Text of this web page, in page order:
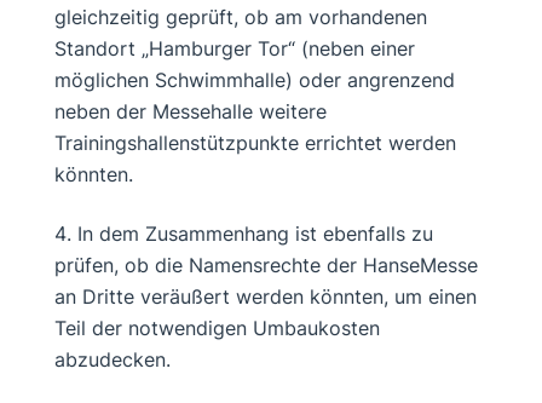
gleichzeitig geprüft, ob am vorhandenen
Standort „Hamburger Tor“ (neben einer
möglichen Schwimmhalle) oder angrenzend
neben der Messehalle weitere
Trainingshallenstützpunkte errichtet werden
könnten.
In dem Zusammenhang ist ebenfalls zu
prüfen, ob die Namensrechte der HanseMesse
an Dritte veräußert werden könnten, um einen
Teil der notwendigen Umbaukosten
abzudecken.